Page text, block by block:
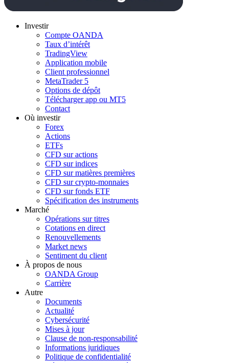
Investir
Compte OANDA
Taux d’intérêt
TradingView
Application mobile
Client professionnel
MetaTrader 5
Options de dépôt
Télécharger app ou MT5
Contact
Où investir
Forex
Actions
ETFs
CFD sur actions
CFD sur indices
CFD sur matières premières
CFD sur crypto-monnaies
CFD sur fonds ETF
Spécification des instruments
Marché
Opérations sur titres
Cotations en direct
Renouvellements
Market news
Sentiment du client
À propos de nous
OANDA Group
Carrière
Autre
Documents
Actualité
Cybersécurité
Mises à jour
Clause de non-responsabilité
Informations juridiques
Politique de confidentialité